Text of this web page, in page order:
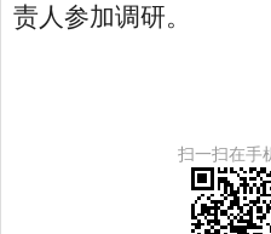
责人参加调研。
扫一扫在手